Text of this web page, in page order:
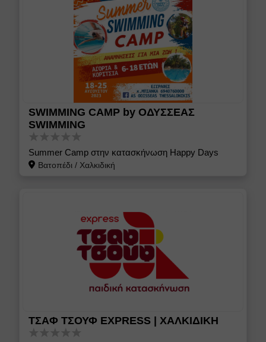
SWIMMING CAMP by ΟΔΥΣΣΕΑΣ
SWIMMING
Summer Camp στην κατασκήνωση Happy Days
Βατοπέδι / Χαλκιδική
ΤΣΑΦ ΤΣΟΥΦ EXPRESS | ΧΑΛΚΙΔΙΚΗ